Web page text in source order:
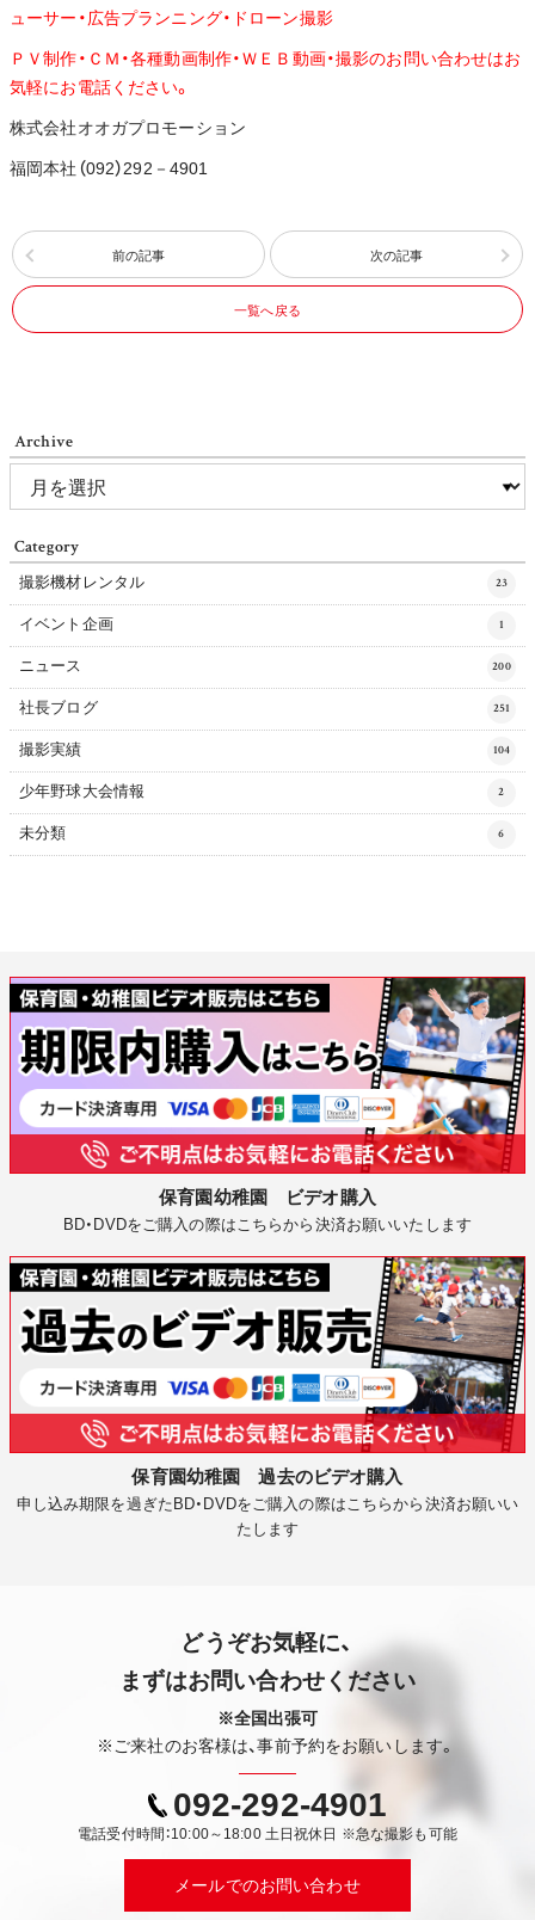
ューサー・広告プランニング・ドローン撮影
ＰＶ制作・ＣＭ・各種動画制作・ＷＥＢ動画・撮影のお問い合わせはお
気軽にお電話ください。
株式会社オオガプロモーション
福岡本社（092）292－4901
前の記事 次の記事
一覧へ戻る
Archive
Category
撮影機材レンタル 23
イベント企画 1
ニュース 200
社長ブログ 251
撮影実績 104
少年野球大会情報 2
未分類 6
保育園幼稚園 ビデオ購入
BD・DVDをご購入の際はこちらから決済お願いいたします
保育園幼稚園 過去のビデオ購入
申し込み期限を過ぎたBD・DVDをご購入の際はこちらから決済お願いい
たします
どうぞお気軽に、
まずはお問い合わせください
※全国出張可
※ご来社のお客様は、事前予約をお願いします。
092-292-4901
電話受付時間：10:00～18:00 土日祝休日 ※急な撮影も可能
メールでのお問い合わせ